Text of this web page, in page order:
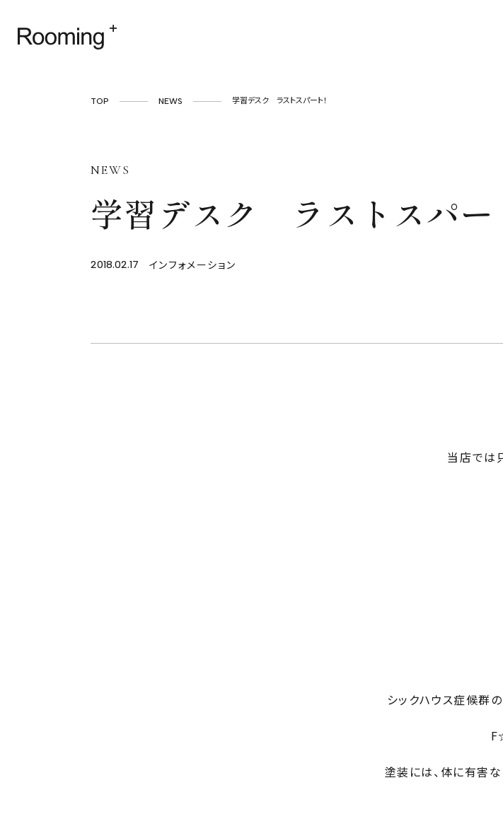
TOP NEWS 学習デスク ラストスパート！
NEWS
学習デスク ラストスパー
2018.02.17 インフォメーション
当店では
シックハウス症候群
塗装には、体に有害